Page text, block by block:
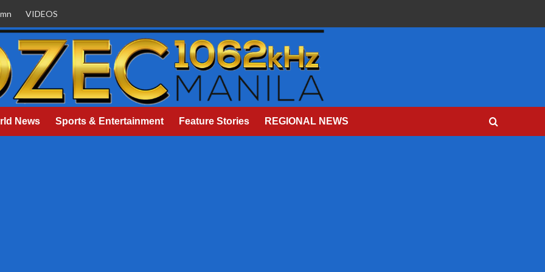
VIDEOS
News Sports & Entertainment Feature Stories REGIONAL NEWS